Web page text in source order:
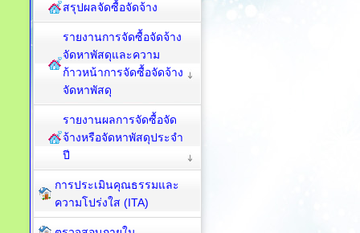
สรุปผลจัดซื้อจัดจ้าง
รายงานการจัดซื้อจัดจ้าง
จัดหาพัสดุและความ
ก้าวหน้าการจัดซื้อจัดจ้าง
จัดหาพัสดุ
รายงานผลการจัดซื้อจัด
จ้างหรือจัดหาพัสดุประจำ
ปี
การประเมินคุณธรรมและ
ความโปร่งใส (ITA)